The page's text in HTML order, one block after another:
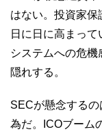
はない。投資家保
日に日に高まっ
システムへの危機
隠れする。
SECが懸念する
為だ。ICOブーム